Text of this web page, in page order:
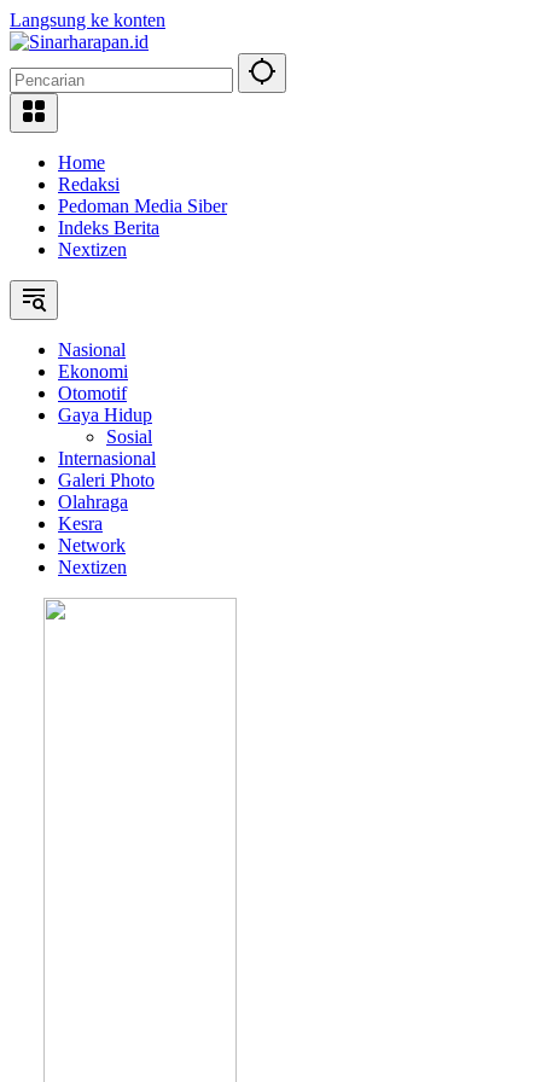
Langsung ke konten
Home
Redaksi
Pedoman Media Siber
Indeks Berita
Nextizen
Nasional
Ekonomi
Otomotif
Gaya Hidup
Sosial
Internasional
Galeri Photo
Olahraga
Kesra
Network
Nextizen